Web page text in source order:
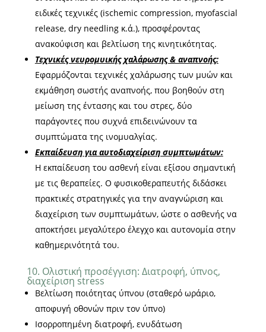
ειδικές τεχνικές (ischemic compression, myofascial
release, dry needling κ.ά.), προσφέροντας
ανακούφιση και βελτίωση της κινητικότητας.
Τεχνικές νευρομυικής χαλάρωσης & αναπνοής:
Εφαρμόζονται τεχνικές χαλάρωσης των μυών και
εκμάθηση σωστής αναπνοής, που βοηθούν στη
μείωση της έντασης και του στρες, δύο
παράγοντες που συχνά επιδεινώνουν τα
συμπτώματα της ινομυαλγίας.
Εκπαίδευση για αυτοδιαχείριση συμπτωμάτων:
Η εκπαίδευση του ασθενή είναι εξίσου σημαντική
με τις θεραπείες. Ο φυσικοθεραπευτής διδάσκει
πρακτικές στρατηγικές για την αναγνώριση και
διαχείριση των συμπτωμάτων, ώστε ο ασθενής να
αποκτήσει μεγαλύτερο έλεγχο και αυτονομία στην
καθημερινότητά του.
10. Ολιστική προσέγγιση: Διατροφή, ύπνος,
διαχείριση stress
Βελτίωση ποιότητας ύπνου (σταθερό ωράριο,
αποφυγή οθονών πριν τον ύπνο)
Ισορροπημένη διατροφή, ενυδάτωση